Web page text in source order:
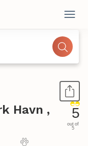
Havn ,
5
out of
5